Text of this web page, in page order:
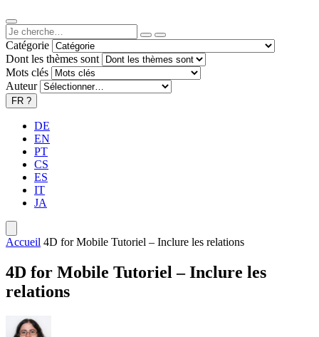
Catégorie
Dont les thèmes sont
Mots clés
Auteur
FR ?
DE
EN
PT
CS
ES
IT
JA
Accueil 4D for Mobile Tutoriel – Inclure les relations
4D for Mobile Tutoriel – Inclure les
relations